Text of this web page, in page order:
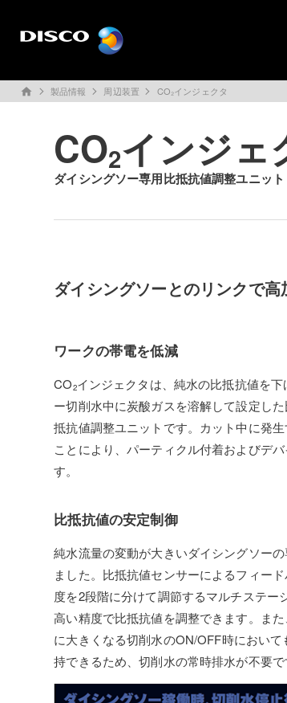
home 製品情報 周辺装置 CO₂インジェクタ
CO2インジェ
ダイシングソー専用比抵抗値調整ユニット
ダイシングソーとのリンクで
ワークの帯電を低減
CO2インジェクタは、純水の比抵抗値を
ー切削水中に炭酸ガスを溶解して設定し
抵抗値調整ユニットです。カット中に発
ことにより、パーティクル付着およびデ
す。
比抵抗値の安定制御
純水流量の変動が大きいダイシングソー
ました。比抵抗値センサーによるフィー
度を2段階に分けて調節するマルチステー
高い精度で比抵抗値を調整できます。ま
に大きくなる切削水のON/OFF時におい
持できるため、切削水の常時排水が不要で